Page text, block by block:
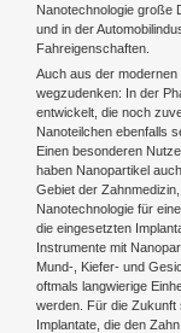
Nanotechnologie große
und in der
Fahreigenschaften.
Auch aus der
wegzudenken: In der
entwickelt, die noch
Nanoteilchen ebenfalls
Einen besonderen
haben Nanopartikel
Gebiet der
Nanotechnologie für
die eingesetzten
Instrumente mit
Mund-, Kiefer- und
oftmals langwierige
werden. Für die Zukunft
Implantate, die den